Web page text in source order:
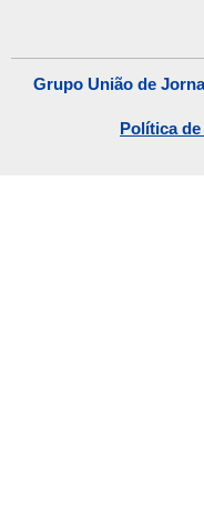
Grupo União de
Política